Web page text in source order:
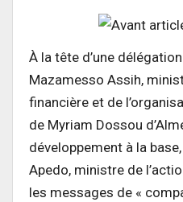
À la tête d’une
Mazamesso Assih,
financière et de
de Myriam Dossou
développement à la
Apedo, ministre de
les messages de «